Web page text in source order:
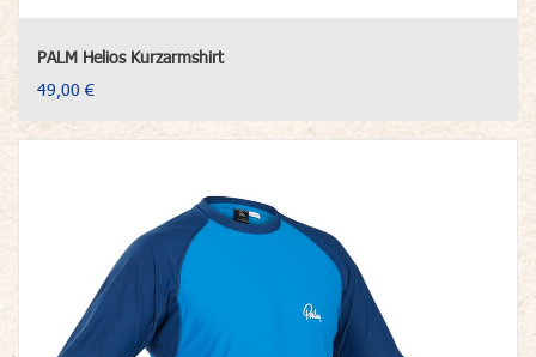
PALM Helios Kurzarmshirt
49,00 €